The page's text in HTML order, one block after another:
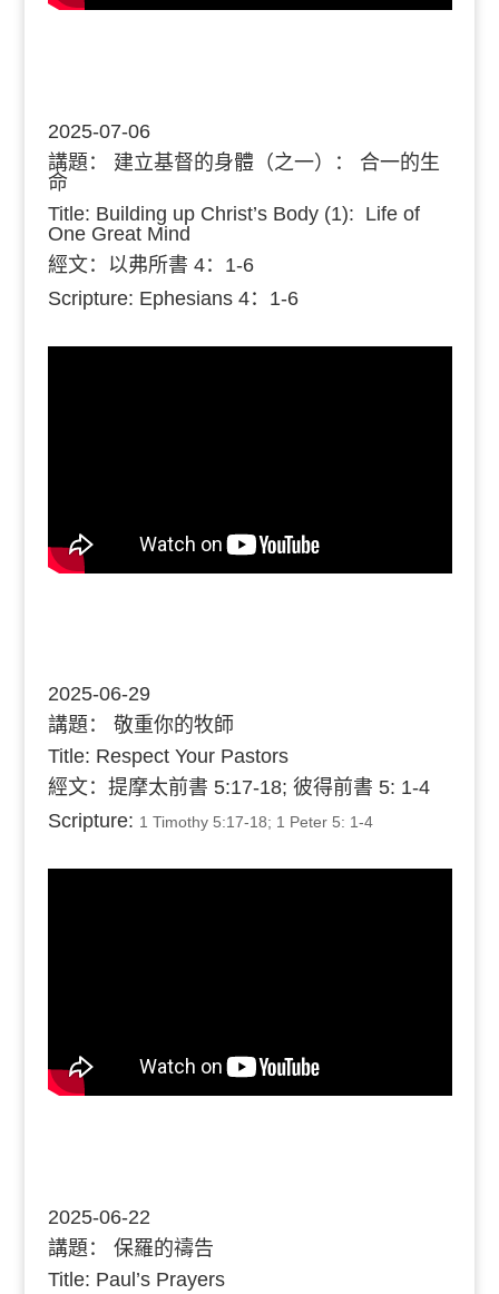
2025-07-06
講題： 建立基督的身體（之一）： 合一的生
命
Title: Building up Christ’s Body (1): Life of
One Great Mind
經文：
以弗所書 4：1-6
Scripture: Ephesians 4：1-6
2025-06-29
講題： 敬重你的牧師
Title: Respect Your Pastors
經文： 提摩太前書 5:17-18; 彼得前書 5: 1-4
Scripture: 1 Timothy 5:17-18; 1 Peter 5: 1-4
2025-06-22
講題： 保羅的禱告
Title: Paul’s Prayers